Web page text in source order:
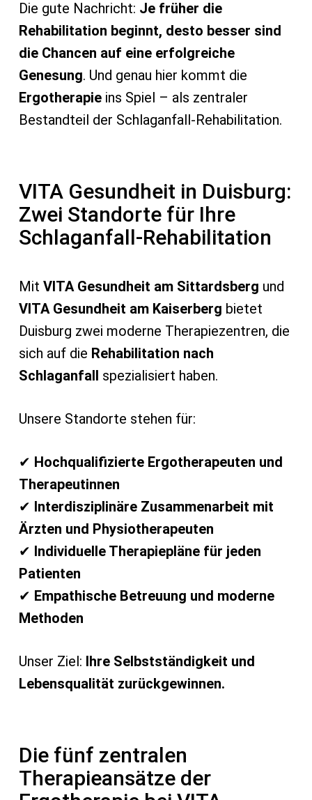
Die gute Nachricht: Je früher die
Rehabilitation beginnt, desto besser sind
die Chancen auf eine erfolgreiche
Genesung. Und genau hier kommt die
Ergotherapieins Spiel – als zentraler
Bestandteil der Schlaganfall-Rehabilitation.
VITA Gesundheit in Duisburg:
Zwei Standorte für Ihre
Schlaganfall-Rehabilitation
Mit VITA Gesundheit am Sittardsberg und
VITA Gesundheit am Kaiserberg bietet
Duisburg zwei moderne Therapiezentren, die
sich auf die Rehabilitation nach
Schlaganfall
spezialisiert haben.
Unsere Standorte stehen für:
✔ Hochqualifizierte Ergotherapeuten und
Therapeutinnen
✔ Interdisziplinäre Zusammenarbeit mit
Ärzten und Physiotherapeuten
✔ Individuelle Therapiepläne für jeden
Patienten
✔ Empathische Betreuung und moderne
Methoden
Unser Ziel: Ihre Selbstständigkeit und
Lebensqualität zurückgewinnen.
Die fünf zentralen
Therapieansätze der